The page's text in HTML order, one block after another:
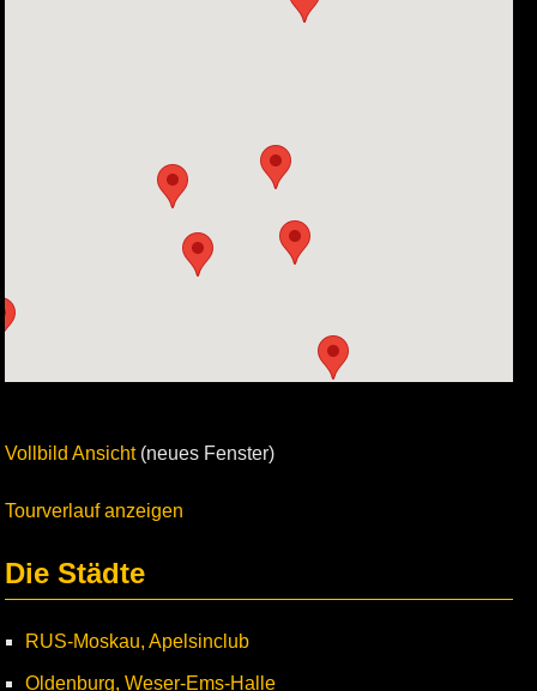
Vollbild Ansicht(neues Fenster)
Tourverlauf anzeigen
Die Städte
RUS-Moskau, Apelsinclub
Oldenburg, Weser-Ems-Halle